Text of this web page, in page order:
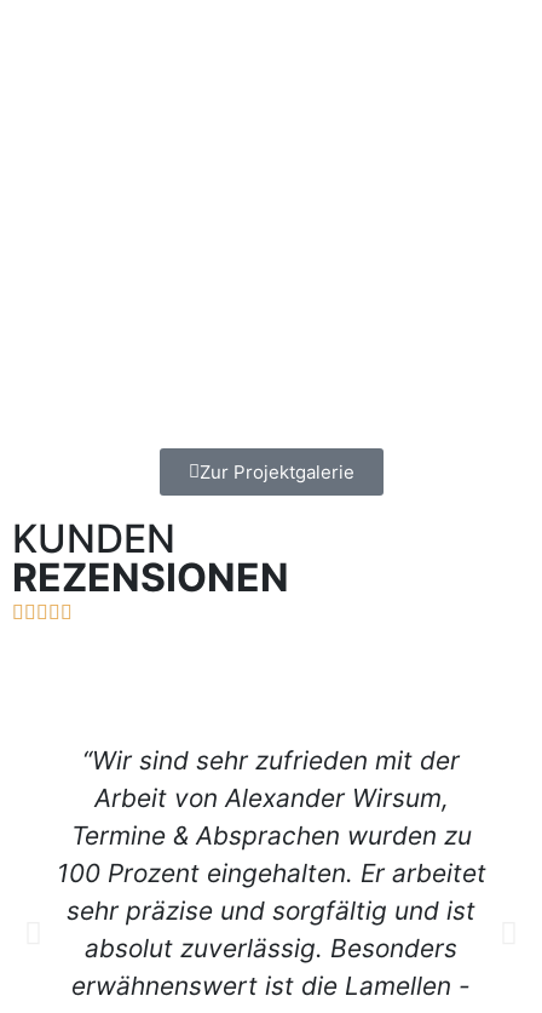
Zur Projektgalerie
KUNDEN
REZENSIONEN
“Wir sind sehr zufrieden mit der
Arbeit von Alexander Wirsum,
Termine & Absprachen wurden zu
100 Prozent eingehalten. Er arbeitet
sehr präzise und sorgfältig und ist
absolut zuverlässig. Besonders
erwähnenswert ist die Lamellen -